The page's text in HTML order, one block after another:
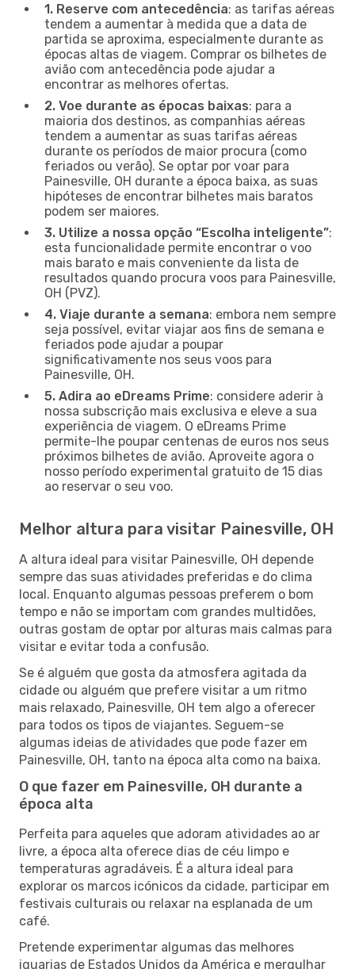
1. Reserve com antecedência: as tarifas aéreas
tendem a aumentar à medida que a data de
partida se aproxima, especialmente durante as
épocas altas de viagem. Comprar os bilhetes de
avião com antecedência pode ajudar a
encontrar as melhores ofertas.
2. Voe durante as épocas baixas: para a
maioria dos destinos, as companhias aéreas
tendem a aumentar as suas tarifas aéreas
durante os períodos de maior procura (como
feriados ou verão). Se optar por voar para
Painesville, OH durante a época baixa, as suas
hipóteses de encontrar bilhetes mais baratos
podem ser maiores.
3. Utilize a nossa opção “Escolha inteligente”:
esta funcionalidade permite encontrar o voo
mais barato e mais conveniente da lista de
resultados quando procura voos para Painesville,
OH (PVZ).
4. Viaje durante a semana: embora nem sempre
seja possível, evitar viajar aos fins de semana e
feriados pode ajudar a poupar
significativamente nos seus voos para
Painesville, OH.
5. Adira ao eDreams Prime: considere aderir à
nossa subscrição mais exclusiva e eleve a sua
experiência de viagem. O eDreams Prime
permite-lhe poupar centenas de euros nos seus
próximos bilhetes de avião. Aproveite agora o
nosso período experimental gratuito de 15 dias
ao reservar o seu voo.
Melhor altura para visitar Painesville, OH
A altura ideal para visitar Painesville, OH depende
sempre das suas atividades preferidas e do clima
local. Enquanto algumas pessoas preferem o bom
tempo e não se importam com grandes multidões,
outras gostam de optar por alturas mais calmas para
visitar e evitar toda a confusão.
Se é alguém que gosta da atmosfera agitada da
cidade ou alguém que prefere visitar a um ritmo
mais relaxado, Painesville, OH tem algo a oferecer
para todos os tipos de viajantes. Seguem-se
algumas ideias de atividades que pode fazer em
Painesville, OH, tanto na época alta como na baixa.
O que fazer em Painesville, OH durante a
época alta
Perfeita para aqueles que adoram atividades ao ar
livre, a época alta oferece dias de céu limpo e
temperaturas agradáveis. É a altura ideal para
explorar os marcos icónicos da cidade, participar em
festivais culturais ou relaxar na esplanada de um
café.
Pretende experimentar algumas das melhores
iguarias de Estados Unidos da América e mergulhar